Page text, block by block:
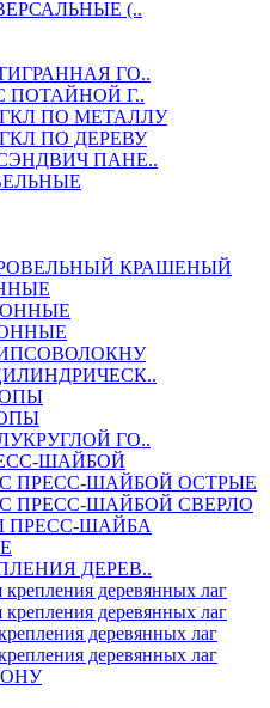
(..
ГО..
ПОТАЙНОЙ Г..
ПО МЕТАЛЛУ
ПО ДЕРЕВУ
ПАНЕ..
КРАШЕНЫЙ
ГО..
ШАЙБОЙ
ПРЕСС-ШАЙБОЙ ОСТРЫЕ
ПРЕСС-ШАЙБОЙ СВЕРЛО
ПРЕСС-ШАЙБА
ДЕРЕВ..
деревянных лаг
деревянных лаг
деревянных лаг
деревянных лаг